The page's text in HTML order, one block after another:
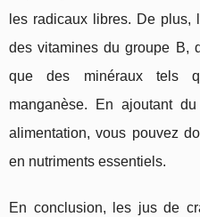
les radicaux libres. De plus,
des vitamines du groupe B,
que des minéraux tels
manganèse. En ajoutant
alimentation, vous pouvez
en nutriments essentiels.
En conclusion, les jus de